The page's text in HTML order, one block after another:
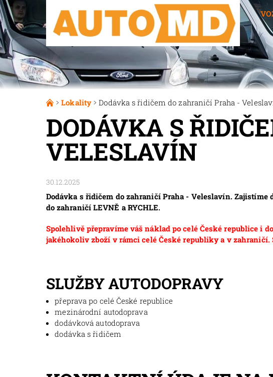
Lokality Dodávka s řidičem do zahraničí Praha -
DODÁVKA S
VELESLAVÍN
30.12.2025
Dodávka s řidičem do zahraničí Praha - Veleslavín.
do zahraničí LEVNĚ a RYCHLE.
Spolehlivě přepravíme váš náklad po celé České republice i
jakéhokoliv zboží v rámci celé České republiky a v
SLUŽBY AUTODOPRAVY
přeprava po celé České republice
mezinárodní autodoprava
dodávková autodoprava
dodávka s řidičem